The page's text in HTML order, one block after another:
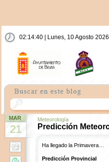
02:14:41 | Lunes, 10 Agosto 2026
MAR
21
Meteorología
Predicción
Ha llegado la Primavera…
Predicción Provincial